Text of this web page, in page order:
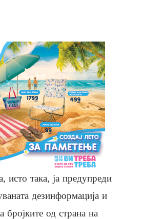
исто така, ја предупреди
дезинформација и
од страна на